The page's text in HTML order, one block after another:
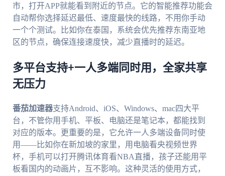
市，打开APP就能看到附近的节点。它的智能推荐功能会
自动帮你选择延迟最低、速度最快的线路，不用你手动
一个个测试。比如你在泰国，系统会优先推荐东南亚地
区的节点，确保连接速度快，减少直播时的延迟。
多平台支持+一人多端同时用，全家共享
无压力
番茄加速器支持Android、iOS、Windows、mac四大平
台，不管你用手机、平板、电脑还是笔记本，都能找到
对应的版本。更重要的是，它允许一人多端设备同时使
用——比如你在新加坡的家里，用电脑看央视频世界
杯，手机可以打开腾讯体育看NBA直播，孩子还能用平
板看国内的动画片，互不影响。这种灵活的使用方式，